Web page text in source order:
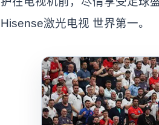
Hisense激光电视 世界第一。